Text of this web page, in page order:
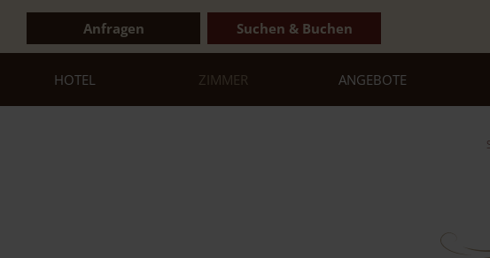
Anfragen Suchen & Buchen
HOTEL ZIMMER ANGEBOTE